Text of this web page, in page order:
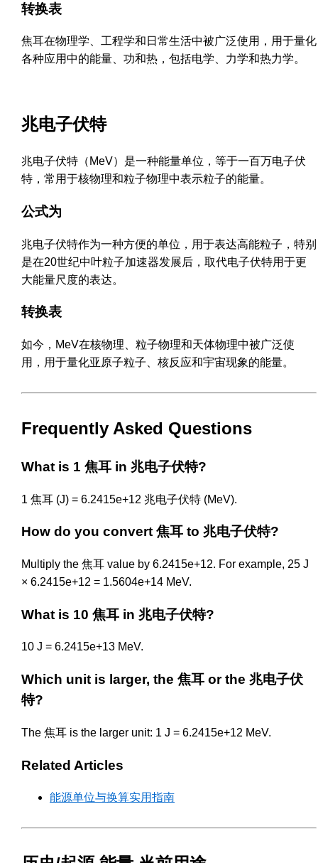
转换表
焦耳在物理学、工程学和日常生活中被广泛使用，用于量化
各种应用中的能量、功和热，包括电学、力学和热力学。
兆电子伏特
兆电子伏特（MeV）是一种能量单位，等于一百万电子伏
特，常用于核物理和粒子物理中表示粒子的能量。
公式为
兆电子伏特作为一种方便的单位，用于表达高能粒子，特别
是在20世纪中叶粒子加速器发展后，取代电子伏特用于更
大能量尺度的表达。
转换表
如今，MeV在核物理、粒子物理和天体物理中被广泛使
用，用于量化亚原子粒子、核反应和宇宙现象的能量。
Frequently Asked Questions
What is 1 焦耳 in 兆电子伏特?
1 焦耳 (J) = 6.2415e+12 兆电子伏特 (MeV).
How do you convert 焦耳 to 兆电子伏特?
Multiply the 焦耳 value by 6.2415e+12. For example, 25 J
× 6.2415e+12 = 1.5604e+14 MeV.
What is 10 焦耳 in 兆电子伏特?
10 J = 6.2415e+13 MeV.
Which unit is larger, the 焦耳 or the 兆电子伏
特?
The 焦耳 is the larger unit: 1 J = 6.2415e+12 MeV.
Related Articles
能源单位与换算实用指南